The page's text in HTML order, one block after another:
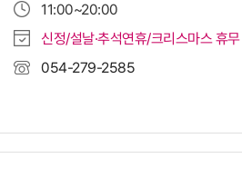
11:00~20:00
신정/설날·추석연휴/크리스마스 휴무
054-279-2585